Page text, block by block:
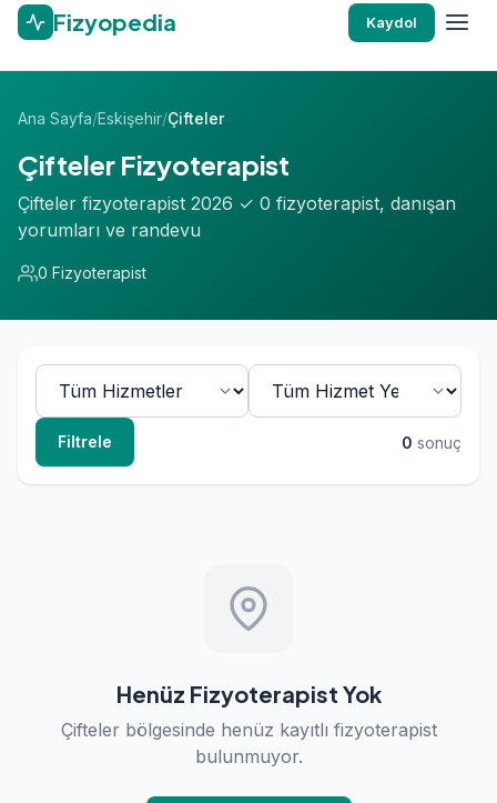
Fizyopedia Kaydol
Ana Sayfa/Eskişehir/Çifteler
Çifteler Fizyoterapist
Çifteler fizyoterapist 2026 ✓ 0 fizyoterapist, danışan
yorumları ve randevu
0 Fizyoterapist
Filtrele 0 sonuç
Henüz Fizyoterapist Yok
Çifteler bölgesinde henüz kayıtlı fizyoterapist
bulunmuyor.